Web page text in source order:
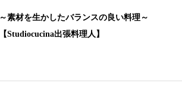
～素材を生かしたバランスの良い料理～
【Studiocucina出張料理人】